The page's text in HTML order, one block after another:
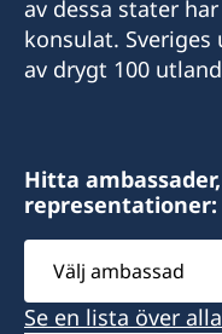
av dessa stater
konsulat.
av drygt 100
Hitta
representationer:
Välj
ambassad
Se en lista över